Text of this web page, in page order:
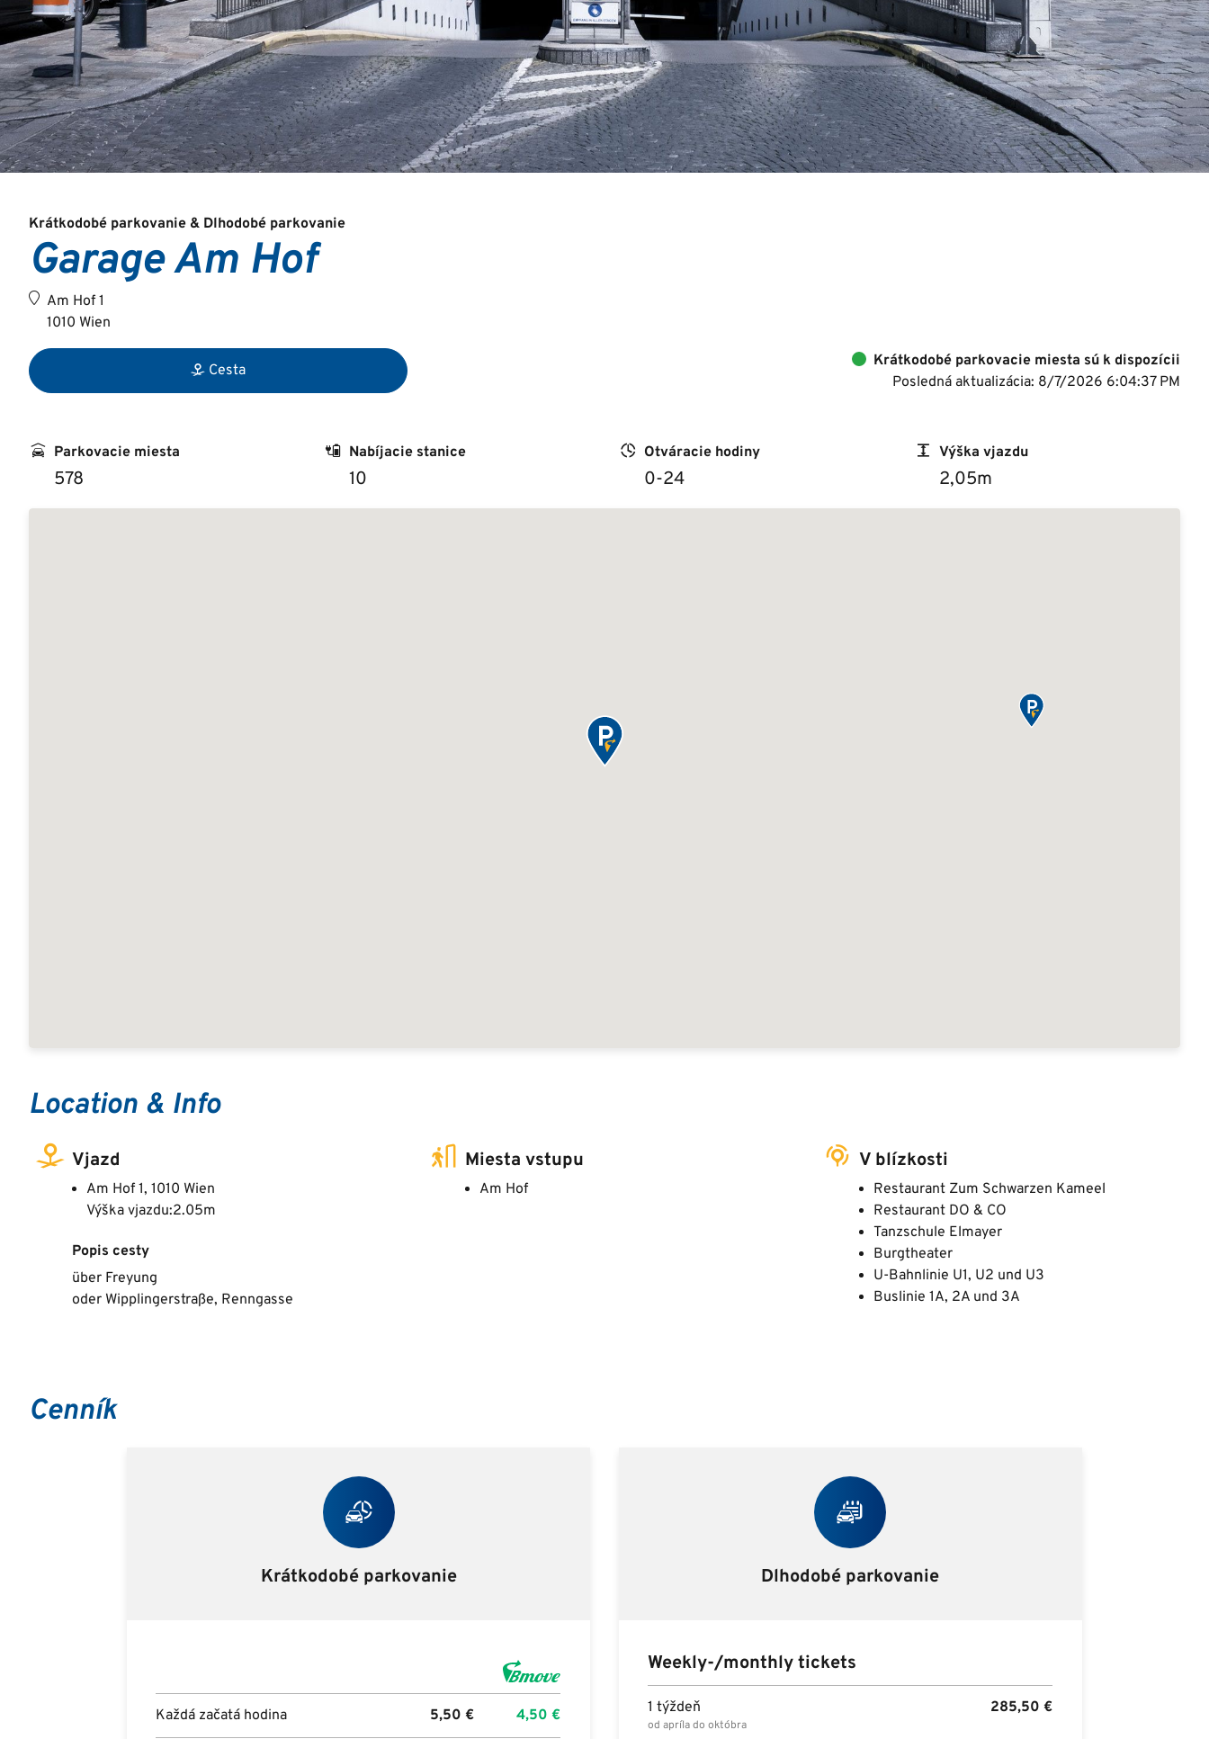
Krátkodobé parkovanie & Dlhodobé parkovanie
Garage Am Hof
Am Hof 1
1010 Wien
Cesta
Krátkodobé parkovacie miesta sú k dispozícii
Posledná aktualizácia: 8/7/2026 6:04:37 PM
Parkovacie miesta
578
Nabíjacie stanice
10
Otváracie hodiny
0-24
Výška vjazdu
2,05m
Location & Info
Vjazd
Am Hof 1, 1010 Wien
Výška vjazdu:2.05m
Popis cesty
über Freyung
oder Wipplingerstraße, Renngasse
Miesta vstupu
Am Hof
V blízkosti
Restaurant Zum Schwarzen Kameel
Restaurant DO & CO
Tanzschule Elmayer
Burgtheater
U-Bahnlinie U1, U2 und U3
Buslinie 1A, 2A und 3A
Cenník
Krátkodobé parkovanie
Každá začatá hodina 5,50€ 4,50€
Dlhodobé parkovanie
Weekly-/monthly tickets
1 týždeň
od apríla do októbra
285,50 €